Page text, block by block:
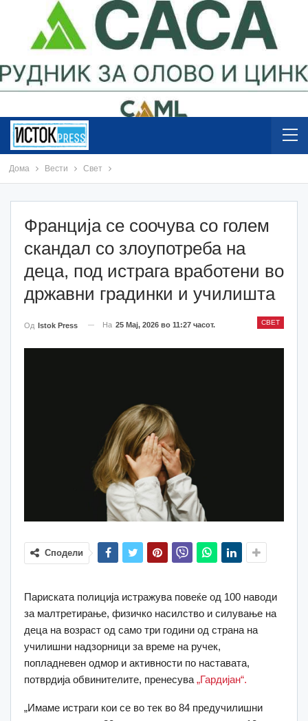
Дома Вести Свет
Франција се соочува со голем
скандал со злоупотреба на
деца, под истрага вработени во
државни градинки и училишта
СВЕТ
Од Istok Press На 25 Мај, 2026 во 11:27 часот.
Сподели
Париската полиција истражува повеќе од 100 наводи
за малтретирање, физичко насилство и силување на
деца на возраст од само три години од страна на
училишни надзорници за време на ручек,
попладневен одмор и активности по наставата,
потврдија обвинителите, пренесува „Гардијан“.
„Имаме истраги кои се во тек во 84 предучилишни